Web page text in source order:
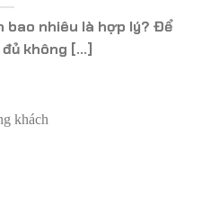
nhiêu là hợp lý? Để
không [...]